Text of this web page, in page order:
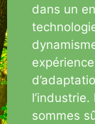
dans un
sommes